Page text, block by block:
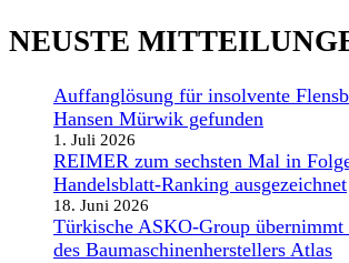
NEUSTE
Auffanglösung für insolvente
Hansen Mürwik gefunden
1. Juli 2026
REIMER zum sechsten Mal in
Handelsblatt-Ranking ausgezeichnet
18. Juni 2026
Türkische ASKO-Group übernimmt
des Baumaschinenherstellers Atlas